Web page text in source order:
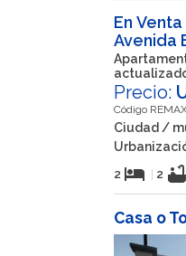
En
Avenida
VEN
Precio:
Código
Ciudad /
2 hotel | 2 bathtub
Casa o